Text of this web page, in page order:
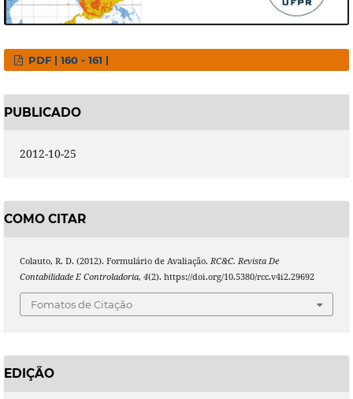
PDF | 160 - 161 |
PUBLICADO
2012-10-25
COMO CITAR
Colauto, R. D. (2012). Formulário de Avaliação. RC&C. Revista De
Contabilidade E Controladoria, 4(2). https://doi.org/10.5380/rcc.v4i2.29692
Fomatos de Citação
EDIÇÃO